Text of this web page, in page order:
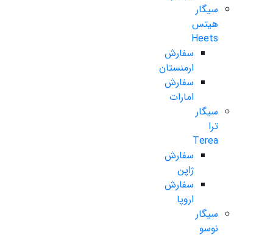
سیگار
هیتس
Heets
سفارش
ارمنستان
سفارش
امارات
سیگار
ترا
Terea
سفارش
ژاپن
سفارش
اروپا
سیگار
نوسو